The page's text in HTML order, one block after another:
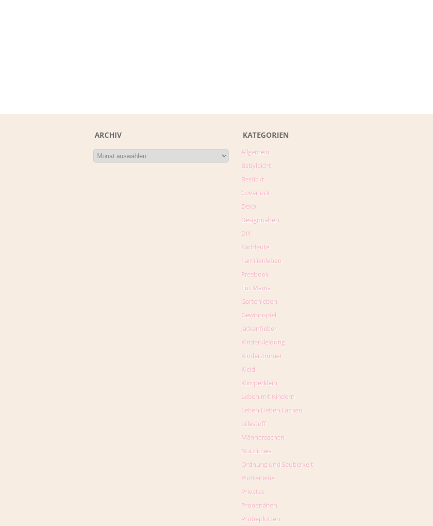
ARCHIV KATEGORIEN
Allgemein
Babyleicht
Bestickt
Coverlock
Deko
Designnähen
DIY
Fachleute
Familienleben
Freebook
Für Mama
Gartenleben
Gewinnspiel
Jackenfieber
Kinderkleidung
Kinderzimmer
Kleid
Klimperklein
Leben mit Kindern
Leben.Lieben.Lachen
Lillestoff
Männersachen
Nützliches
Ordnung und Sauberkeit
Plotterliebe
Privates
Probenähen
Probeplotten